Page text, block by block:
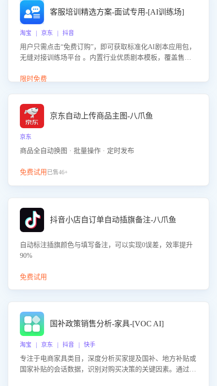
客服培训精选方案-面试专用-[AI训练场]
淘宝 | 京东 | 抖音
用户只需点击“免费订购”，即可获取标准化AI剧本应用包，
无缝对接训练场平台 。内置行业优质剧本模板，覆盖售前
初始化时间，助力企业快速启动智能客服训练
限时免费
京东自动上传商品主图-八爪鱼
京东
商品全自动换图 · 批量操作 · 定时发布
免费试用 已售46+
抖音小店自订单自动插旗备注-八爪鱼
自动标注插旗颜色与填写备注，可以实现0误差，效率提升
90%
免费试用
国补政策销售分析-家具-[VOC AI]
淘宝 | 京东 | 抖音 | 快手
专注于电商家具类目，深度分析买家提及国补、地方补贴或
国家补贴的会话数据，识别对购买决策的关键因素。通过AI